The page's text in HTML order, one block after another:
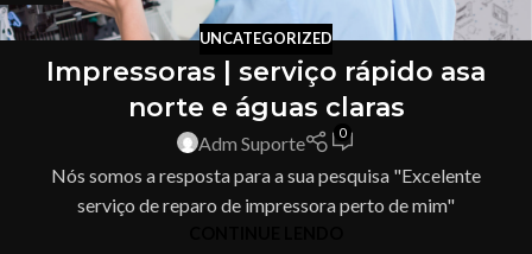
UNCATEGORIZED
Impressoras | serviço rápido asa
norte e águas claras
Adm Suporte 0
Nós somos a resposta para a sua pesquisa "Excelente
serviço de reparo de impressora perto de mim"